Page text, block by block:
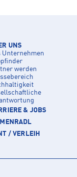
UNS
Unternehmen
werden
& JOBS
/ VERLEIH